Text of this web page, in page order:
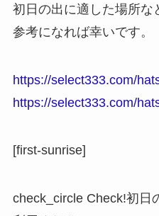
初日の出に適した場所な
参考になれば幸いです。
https://select333.com/
https://select333.com/
[first-sunrise]
check_circleCheck!初日